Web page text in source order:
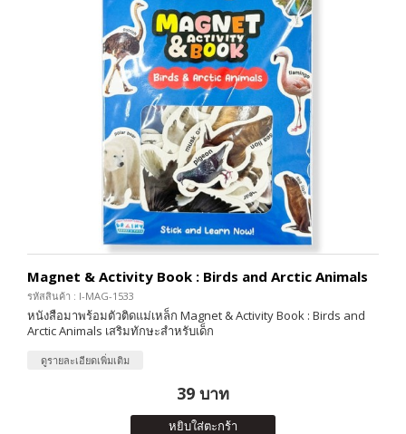
Magnet & Activity Book : Birds and Arctic Animals
รหัสสินค้า : I-MAG-1533
หนังสือมาพร้อมตัวติดแม่เหล็ก Magnet & Activity Book : Birds and
Arctic Animals เสริมทักษะสำหรับเด็ก
ดูรายละเอียดเพิ่มเติม
39 บาท
หยิบใส่ตะกร้า